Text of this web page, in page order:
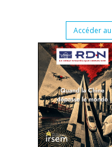
Accéder